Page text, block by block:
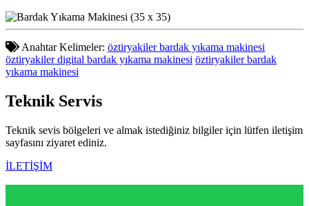
Anahtar Kelimeler: öztiryakiler bardak yıkama makinesi
öztiryakiler digital bardak yıkama makinesi öztiryakiler bardak
yıkama makinesi
Teknik Servis
Teknik sevis bölgeleri ve almak istediğiniz bilgiler için lütfen iletişim
sayfasını ziyaret ediniz.
İLETİŞİM